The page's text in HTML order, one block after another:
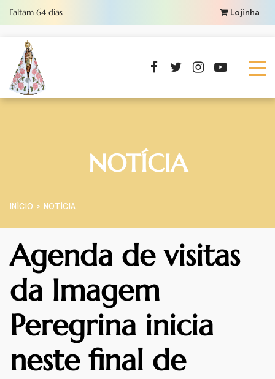
Faltam 64 dias Lojinha
NOTÍCIA
INÍCIO NOTÍCIA
Agenda de visitas
da Imagem
Peregrina inicia
neste final de